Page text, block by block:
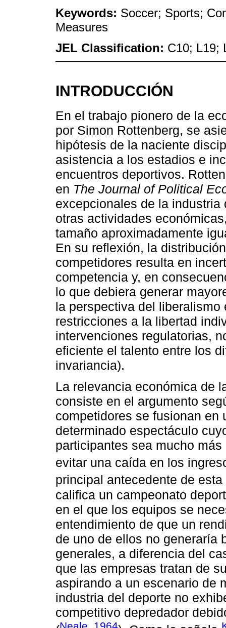
Keywords: Soccer; Sports;
Measures
JEL Classification: C10; L19;
INTRODUCCIÓN
En el trabajo pionero de la
por Simon Rottenberg, se
hipótesis de la naciente
asistencia a los estadios e
encuentros deportivos.
en The Journal of Political
excepcionales de la
otras actividades
tamaño aproximadamente
En su reflexión, la
competidores resulta en
competencia y, en
lo que debiera generar
la perspectiva del
restricciones a la libertad
intervenciones regulatorias,
eficiente el talento entre los
invariancia).
La relevancia económica de
consiste en el argumento
competidores se fusionan en
determinado espectáculo
participantes sea mucho
evitar una caída en los
principal antecedente de
califica un campeonato
en el que los equipos se
entendimiento de que un
de uno de ellos no generaría
generales, a diferencia del
que las empresas tratan de
aspirando a un escenario de
industria del deporte no
competitivo depredador
Neale, 1964